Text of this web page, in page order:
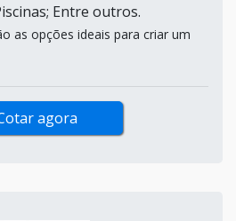
Entre outros.
as opções ideais para criar um
agora